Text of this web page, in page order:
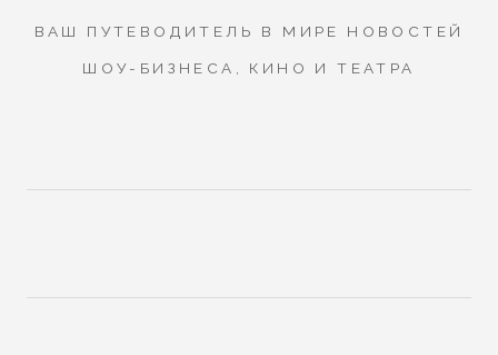
ВАШ ПУТЕВОДИТЕЛЬ В МИРЕ НОВОСТЕЙ
ШОУ-БИЗНЕСА, КИНО И ТЕАТРА